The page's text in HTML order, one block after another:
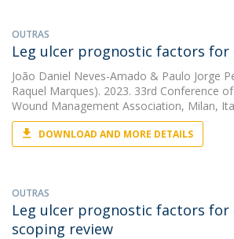
OUTRAS
Leg ulcer prognostic factors for
João Daniel Neves-Amado & Paulo Jorge
Raquel Marques). 2023. 33rd Conference
Wound Management Association, Milan,
DOWNLOAD AND MORE DETAILS
OUTRAS
Leg ulcer prognostic factors for
scoping review